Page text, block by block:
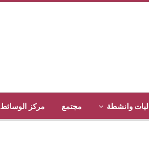
وانشطة مجتمع مركز الوسائط